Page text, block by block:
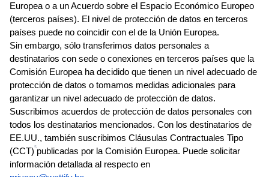
Europea o a un Acuerdo sobre el Espacio Económico Europeo
(terceros países). El nivel de protección de datos en terceros
países puede no coincidir con el de la Unión Europea.
Sin embargo, sólo transferimos datos personales a
destinatarios con sede o conexiones en terceros países que la
Comisión Europea ha decidido que tienen un nivel adecuado de
protección de datos o tomamos medidas adicionales para
garantizar un nivel adecuado de protección de datos.
Suscribimos acuerdos de protección de datos personales con
todos los destinatarios mencionados. Con los destinatarios de
EE.UU., también suscribimos Cláusulas Contractuales Tipo
(CCT)5publicadas por la Comisión Europea. Puede solicitar
información detallada al respecto en